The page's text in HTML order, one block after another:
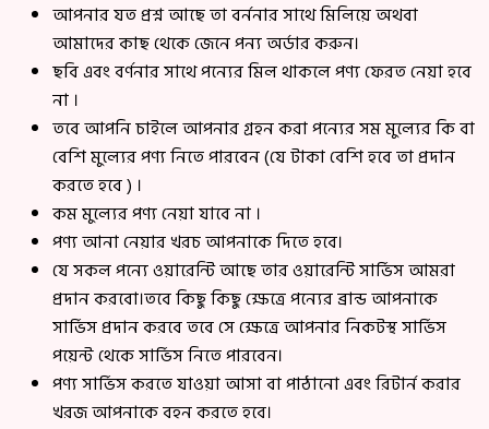
আপনার যত প্রশ্ন আছে তা বর্ননার সাথে মিলিয়ে অথবা
আমাদের কাছ থেকে জেনে পন্য অর্ডার করুন।
ছবি এবং বর্ণনার সাথে পন্যের মিল থাকলে পণ্য ফেরত নেয়া হবে
না ।
তবে আপনি চাইলে আপনার গ্রহন করা পন্যের সম মুল্যের কি বা
বেশি মুল্যের পণ্য নিতে পারবেন (যে টাকা বেশি হবে তা প্রদান
করতে হবে ) ।
কম মুল্যের পণ্য নেয়া যাবে না ।
পণ্য আনা নেয়ার খরচ আপনাকে দিতে হবে।
যে সকল পন্যে ওয়ারেন্টি আছে তার ওয়ারেন্টি সার্ভিস আমরা
প্রদান করবো।তবে কিছু কিছু ক্ষেত্রে পন্যের ব্রান্ড আপনাকে
সার্ভিস প্রদান করবে তবে সে ক্ষেত্রে আপনার নিকটস্থ সার্ভিস
পয়েন্ট থেকে সার্ভিস নিতে পারবেন।
পণ্য সার্ভিস করতে যাওয়া আসা বা পাঠানো এবং রিটার্ন করার
খরজ আপনাকে বহন করতে হবে।